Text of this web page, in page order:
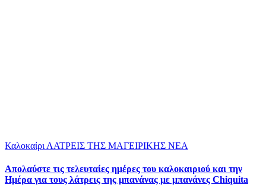
Καλοκαίρι ΛΑΤΡΕΙΣ ΤΗΣ ΜΑΓΕΙΡΙΚΗΣ ΝΕΑ
Απολαύστε τις τελευταίες ημέρες του καλοκαιριού και την
Ημέρα για τους λάτρεις της μπανάνας με μπανάνες Chiquita